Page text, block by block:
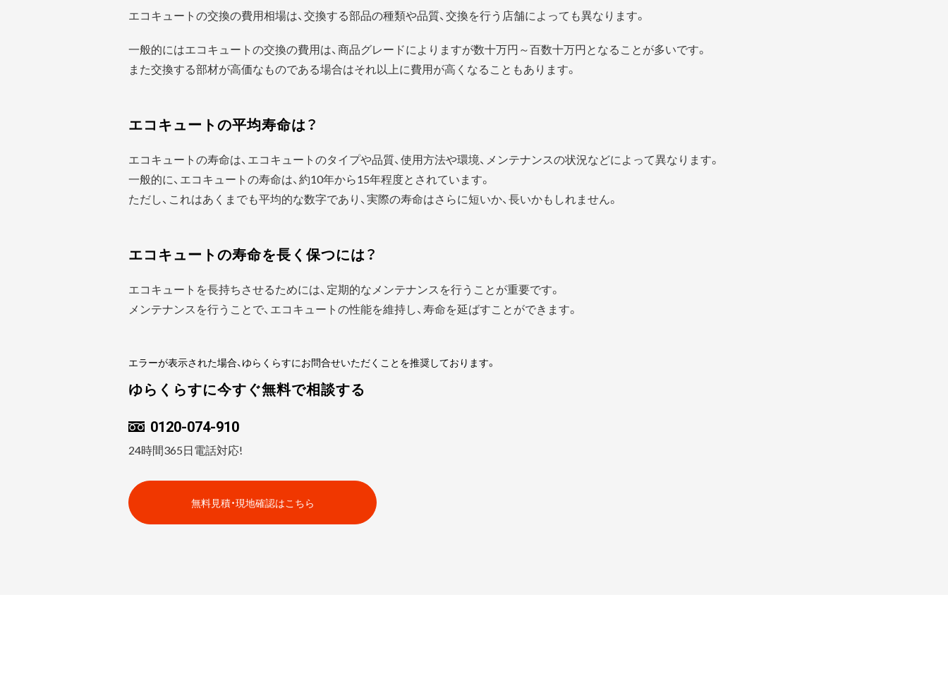
エコキュートの交換の費用相場は、交換する部品の種類や品質、交換を行う店舗によっても異なります。
一般的にはエコキュートの交換の費用は、商品グレードによりますが数十万円～百数十万円となることが多いです。
また交換する部材が高価なものである場合はそれ以上に費用が高くなることもあります。
エコキュートの平均寿命は？
エコキュートの寿命は、エコキュートのタイプや品質、使用方法や環境、メンテナンスの状況などによって異なります。
一般的に、エコキュートの寿命は、約10年から15年程度とされています。
ただし、これはあくまでも平均的な数字であり、実際の寿命はさらに短いか、長いかもしれません。
エコキュートの寿命を長く保つには？
エコキュートを長持ちさせるためには、定期的なメンテナンスを行うことが重要です。
メンテナンスを行うことで、エコキュートの性能を維持し、寿命を延ばすことができます。
エラーが表示された場合、ゆらくらすにお問合せいただくことを推奨しております。
ゆらくらすに今すぐ無料で相談する
0120-074-910
24時間365日電話対応!
無料見積・現地確認はこちら